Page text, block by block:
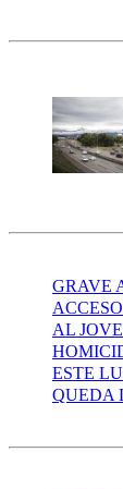
GRAVE
AL
ESTE
QUEDA